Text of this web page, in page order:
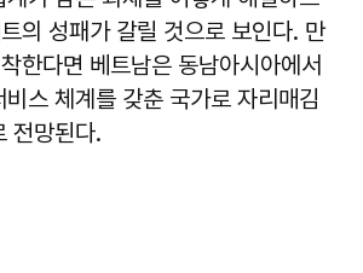
의 성패가 갈릴 것으로 보인다. 만
한다면 베트남은 동남아시아에서
스 체계를 갖춘 국가로 자리매김
전망된다.